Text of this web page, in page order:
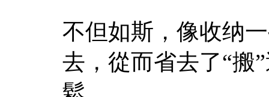
不但如斯，像收纳
去，從而省去了“搬